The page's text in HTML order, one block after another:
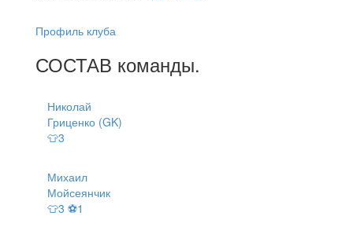
Профиль клуба
СОСТАВ команды.
Николай
Гриценко (GK)
👕3
Михаил
Мойсеянчик
👕3 ⚽1